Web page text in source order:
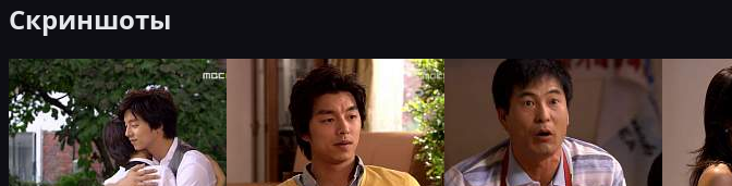
Скриншоты